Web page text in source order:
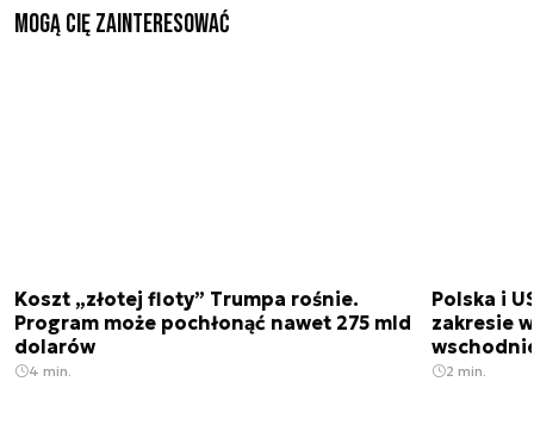
Mogą Cię zainteresować
Koszt „złotej floty” Trumpa rośnie.
Program może pochłonąć nawet 275 mld
dolarów
4 min.
Polska i
zakresie
2 min.